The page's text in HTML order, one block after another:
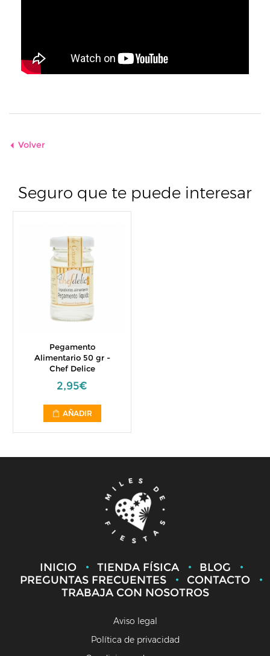
Volver
Seguro que te puede interesar
Pegamento
Alimentario 50 gr -
Chef Delice
2,95€
AÑADIR
INICIO TIENDA FÍSICA
BLOG
PREGUNTAS FRECUENTES
CONTACTO
TRABAJA CON NOSOTROS
Aviso legal
Política de privacidad